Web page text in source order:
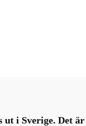
i Sverige. Det